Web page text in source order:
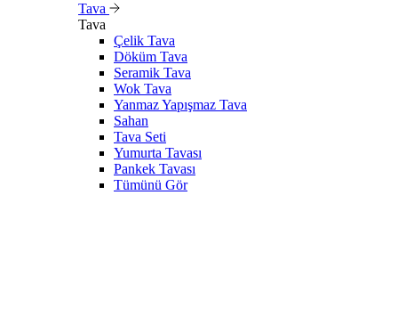
Tava
Tava
Çelik Tava
Döküm Tava
Seramik Tava
Wok Tava
Yanmaz Yapışmaz Tava
Sahan
Tava Seti
Yumurta Tavası
Pankek Tavası
Tümünü Gör